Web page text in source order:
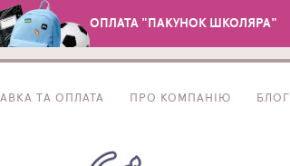
ОПЛАТА "ПАКУНОК ШКОЛЯРА"
ТА ОПЛАТА ПРО КОМПАНІЮ БЛОГ